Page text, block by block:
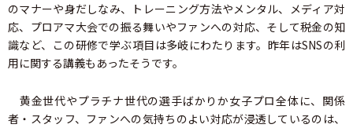
のマナーや身だしなみ、トレーニング方法やメンタル、メディア対
応、プロアマ大会での振る舞いやファンへの対応、そして税金の知
識など、この研修で学ぶ項目は多岐にわたります。昨年はSNSの利
用に関する講義もあったそうです。
黄金世代やプラチナ世代の選手ばかりか女子プロ全体に、関係
者・スタッフ、ファンへの気持ちのよい対応が浸透しているのは、